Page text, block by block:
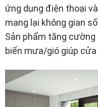
ứng dụng điện thoại
mang lại không gian
Sản phẩm tăng
biến mưa/gió giúp